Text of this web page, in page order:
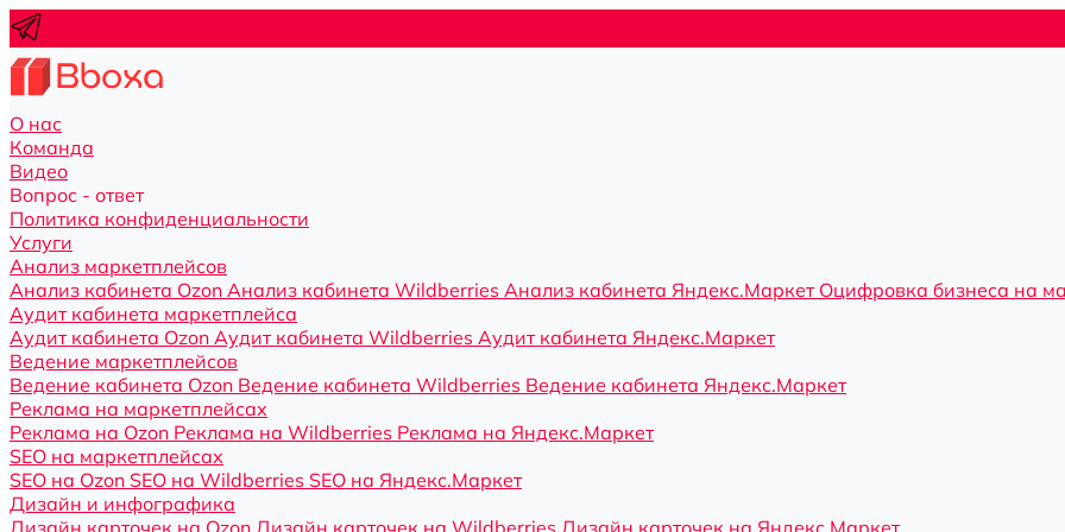
О нас
Команда
Видео
Вопрос - ответ
Политика конфиденциальности
Услуги
Анализ маркетплейсов
Анализ кабинета Ozon Анализ кабинета Wildberries Анализ кабинета Яндекс.Маркет Оцифровка бизнеса на
Аудит кабинета маркетплейса
Аудит кабинета Ozon Аудит кабинета Wildberries Аудит кабинета Яндекс.Маркет
Ведение маркетплейсов
Ведение кабинета Ozon Ведение кабинета Wildberries Ведение кабинета Яндекс.Маркет
Реклама на маркетплейсах
Реклама на Ozon Реклама на Wildberries Реклама на Яндекс.Маркет
SEO на маркетплейсах
SEO на Ozon SEO на Wildberries SEO на Яндекс.Маркет
Дизайн и инфографика
Дизайн карточек на Ozon Дизайн карточек на Wildberries Дизайн карточек на Яндекс.Маркет